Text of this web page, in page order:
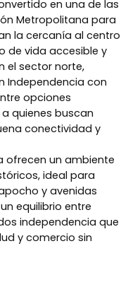
en una de las
Metropolitana para
la cercanía al centro
de vida accesible y
el sector norte,
Independencia con
opciones
quienes buscan
conectividad y
ofrecen un ambiente
ideal para
y avenidas
equilibrio entre
independencia que
y comercio sin